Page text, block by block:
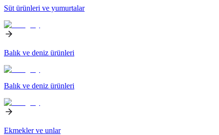
Süt ürünleri ve yumurtalar
Balık ve deniz ürünleri
Balık ve deniz ürünleri
Ekmekler ve unlar